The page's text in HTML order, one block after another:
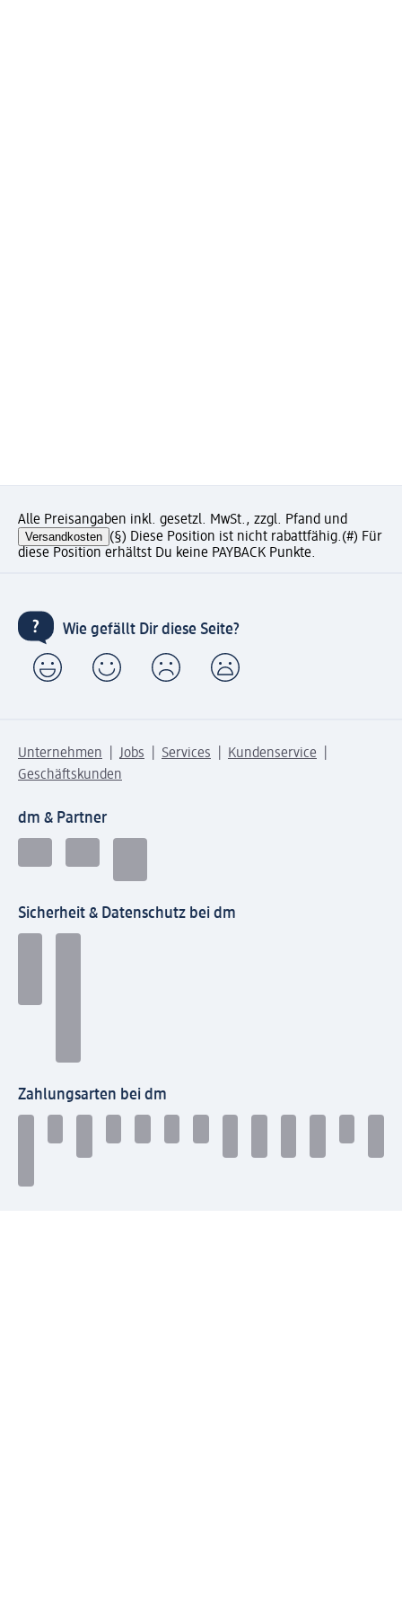
Alle Preisangaben inkl. gesetzl. MwSt., zzgl. Pfand und
Versandkosten (§) Diese Position ist nicht rabattfähig.(#) Für
diese Position erhältst Du keine PAYBACK Punkte.
Wie gefällt Dir diese Seite?
Unternehmen Jobs Services
Kundenservice
Geschäftskunden
dm & Partner
Sicherheit & Datenschutz bei dm
Zahlungsarten bei dm